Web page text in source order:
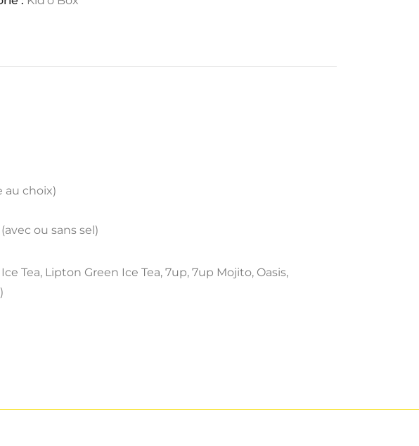
au choix)
ou sans sel)
Tea, Lipton Green Ice Tea, 7up, 7up Mojito, Oasis,